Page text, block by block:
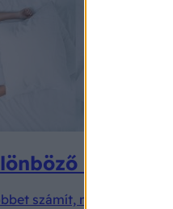
alvási
számít, mint hinné.